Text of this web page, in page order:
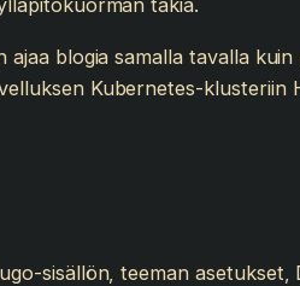
takia.
blogia samalla tavalla
Kubernetes-klusteriin
sisällön, teeman